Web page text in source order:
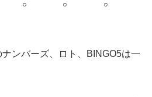
○ ○ ○
ンバーズ、ロト、BINGO5は一